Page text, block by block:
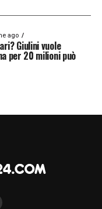
ago
Giulini vuole
per 20 milioni può